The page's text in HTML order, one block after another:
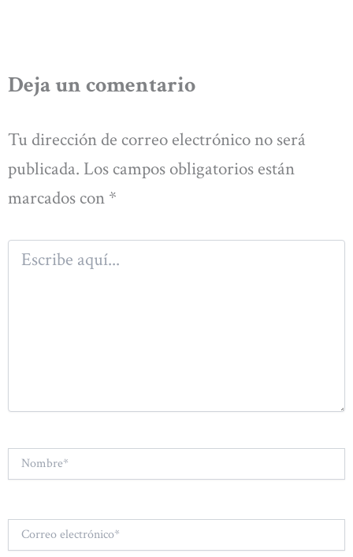
Deja un comentario
Tu dirección de correo electrónico no será
publicada. Los campos obligatorios están
marcados con *
Escribe
aquí...
Nombre*
Correo
electrónico*